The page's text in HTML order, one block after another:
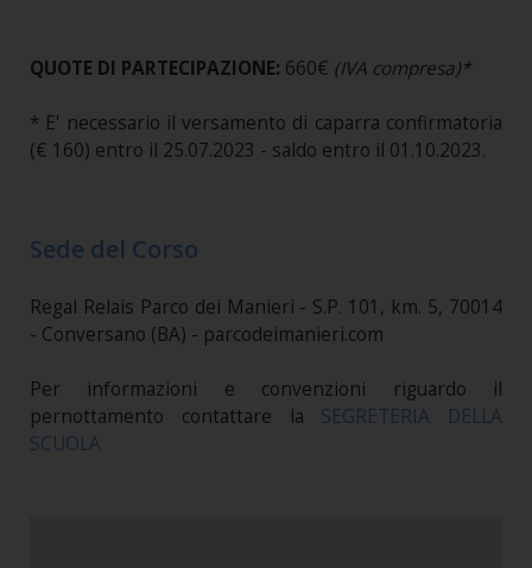
QUOTE DI PARTECIPAZIONE: 660€ (IVA compresa)*
* E' necessario il versamento di caparra confirmatoria
(€ 160) entro il 25.07.2023 - saldo entro il 01.10.2023.
Sede del Corso
Regal Relais Parco dei Manieri - S.P. 101, km. 5, 70014
- Conversano (BA) - parcodeimanieri.com
Per informazioni e convenzioni riguardo il
pernottamento contattare la SEGRETERIA DELLA
SCUOLA